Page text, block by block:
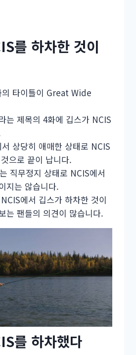
를 하차한 것이
의 타이틀이 Great Wide
는 제목의 4화에 깁스가 NCIS
상당히 애매한 상태로 NCIS
으로 끝이 납니다.
직무정지 상태로 NCIS에서
지는 않습니다.
에서 깁스가 하차한 것이
는 팬들의 의견이 많습니다.
를 하차했다